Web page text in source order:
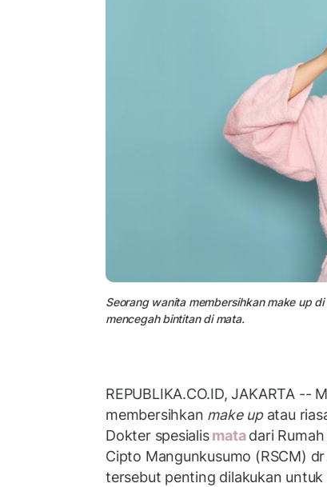
Seorang wanita membersihkan make up
mencegah bintitan di mata.
REPUBLIKA.CO.ID, JAKARTA --
membersihkan make upatau
Dokter spesialismatadari
Cipto Mangunkusumo (RSCM)
tersebut penting dilakukan